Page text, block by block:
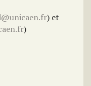
) et
)